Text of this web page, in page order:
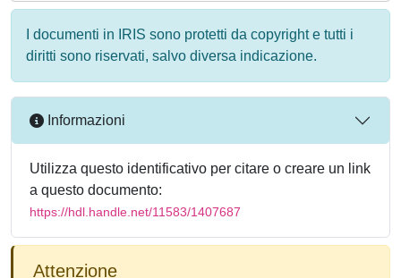
I documenti in IRIS sono protetti da copyright e tutti i
diritti sono riservati, salvo diversa indicazione.
Informazioni
Utilizza questo identificativo per citare o creare un link
a questo documento:
https://hdl.handle.net/11583/1407687
Attenzione